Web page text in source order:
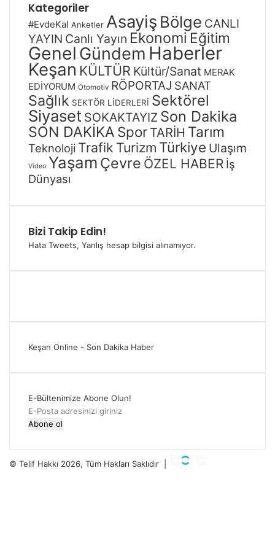
Kategoriler
#EvdeKal Anketler Asayiş Bölge CANLI
YAYIN Canlı Yayın Ekonomi Eğitim
Genel Gündem Haberler
Keşan KÜLTÜR Kültür/Sanat MERAK
EDİYORUM Otomotiv RÖPORTAJ SANAT
Sağlık SEKTÖR LİDERLERİ Sektörel
Siyaset SOKAKTAYIZ Son Dakika
SON DAKİKA Spor TARİH Tarım
Teknoloji Trafik Turizm Türkiye Ulaşım
Video Yaşam Çevre ÖZEL HABER İş
Dünyası
Bizi Takip Edin!
Hata Tweets, Yanlış hesap bilgisi alınamıyor.
Keşan Online - Son Dakika Haber
E-Bültenimize Abone Olun!
E-
Posta
giriniz
© Telif Hakkı 2026, Tüm Hakları Saklıdır |